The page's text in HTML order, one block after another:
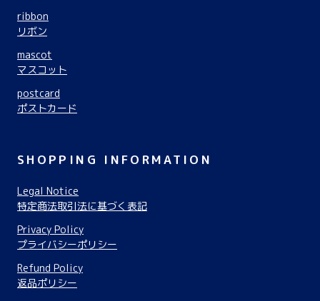
ribbon
リボン
mascot
マスコット
postcard
ポストカード
SHOPPING INFORMATION
Legal Notice
特定商法取引法に基づく表記
Privacy Policy
プライバシーポリシー
Refund Policy
返品ポリシー